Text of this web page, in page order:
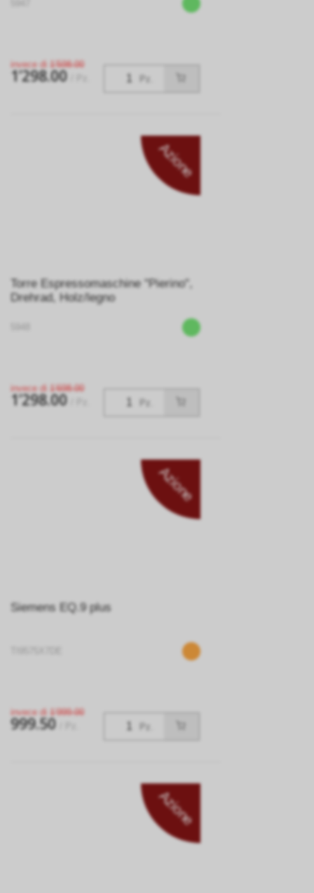
Pz.
invece di 1’598.00
1’298.00
Azione
Torre Espressomaschine "Pierino",
Drehrad, Holz/legno
Pz.
invece di 1’698.00
1’298.00
Azione
Siemens EQ.9 plus
Pz.
invece di 1’999.00
999.50
Azione